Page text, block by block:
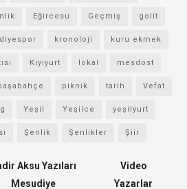
Eğircesu Geçmiş golit
kronoloji kuru ekmek
Kıyıyurt lokal mesdost
piknik tarih Vefat
Yeşil Yeşilce yeşilyurt
Şenlik Şenlikler Şiir
Aksu Yazıları
Mesudiye
Video
Yazarlar